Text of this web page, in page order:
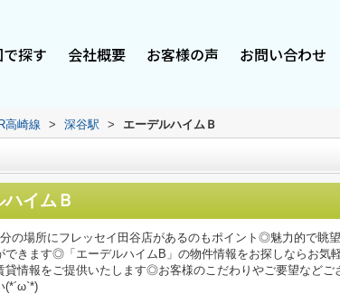
探す 会社概要 お客様の声 お問い合わせ
高崎線 > 深谷駅 > エーデルハイムＢ
イムＢ
の場所にフレッセイ田谷店があるのもポイント◎魅力的で眺
できます◎「エーデルハイムB」の物件情報をお探しならお気
貸情報をご提供いたします◎お客様のこだわりやご要望など
(*´ω`*)